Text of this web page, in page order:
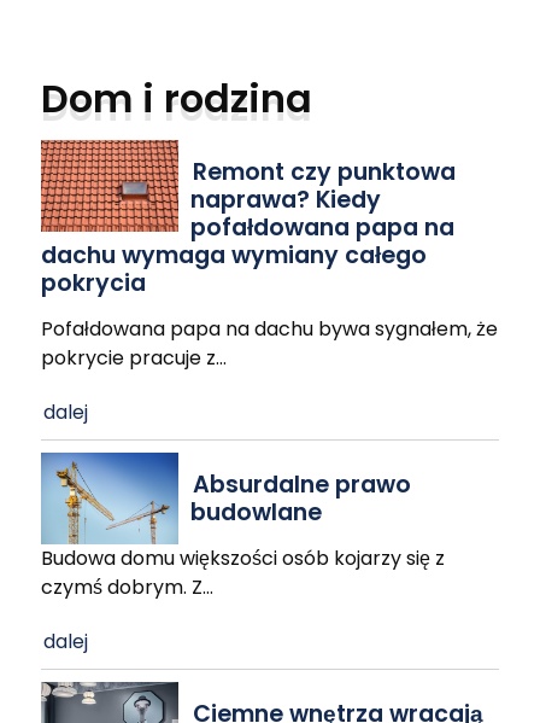
Dom i rodzina
Remont czy punktowa
naprawa? Kiedy
pofałdowana papa na
dachu wymaga wymiany całego
pokrycia
Pofałdowana papa na dachu bywa sygnałem, że
pokrycie pracuje z…
dalej
Absurdalne prawo
budowlane
Budowa domu większości osób kojarzy się z
czymś dobrym. Z…
dalej
Ciemne wnętrza wracają